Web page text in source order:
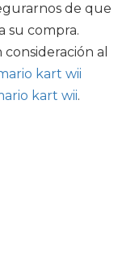
de que
su compra.
al
kart wii
kart wii.